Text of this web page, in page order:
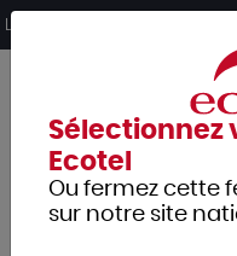
Livraison offerte dès 249€
Sélectionnez
Ecotel
Ou fermez cette
sur notre site
Panneau de gestion des